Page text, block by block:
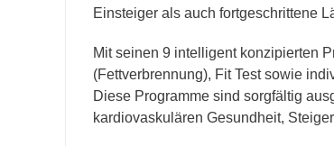
Einsteiger als auch fortgeschrittene
Mit seinen 9 intelligent konzipierten
(Fettverbrennung), Fit Test sowie
Diese Programme sind sorgfältig
kardiovaskulären Gesundheit,